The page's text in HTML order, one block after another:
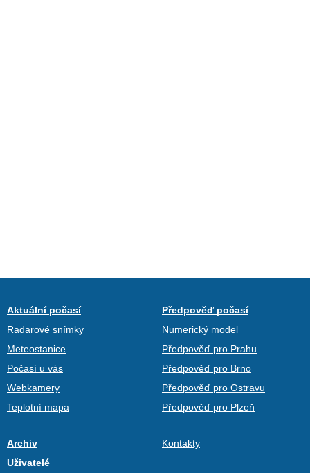
Aktuální počasí
Radarové snímky
Meteostanice
Počasí u vás
Webkamery
Teplotní mapa
Předpověď počasí
Numerický model
Předpověď pro Prahu
Předpověď pro Brno
Předpověď pro Ostravu
Předpověď pro Plzeň
Archiv
Uživatelé
Kontakty